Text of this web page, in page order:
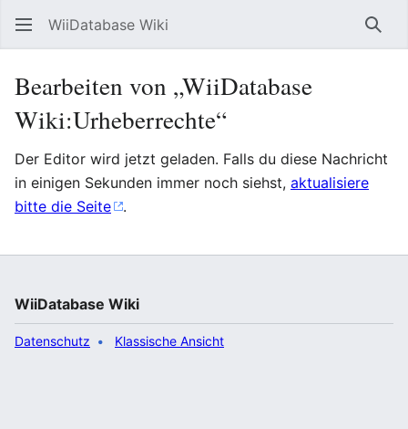
WiiDatabase Wiki
Bearbeiten von „WiiDatabase
Wiki:Urheberrechte“
Der Editor wird jetzt geladen. Falls du diese Nachricht
in einigen Sekunden immer noch siehst, aktualisiere
bitte die Seite
.
WiiDatabase Wiki
Datenschutz Klassische Ansicht